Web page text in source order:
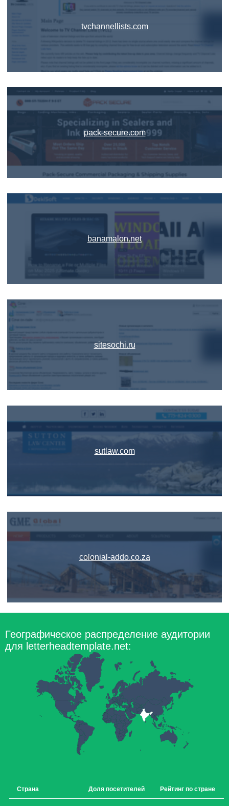
tvchannellists.com
pack-secure.com
banamalon.net
sitesochi.ru
sutlaw.com
colonial-addo.co.za
Географическое распределение аудитории
для letterheadtemplate.net:
Страна Доля посетителей Рейтинг по стране